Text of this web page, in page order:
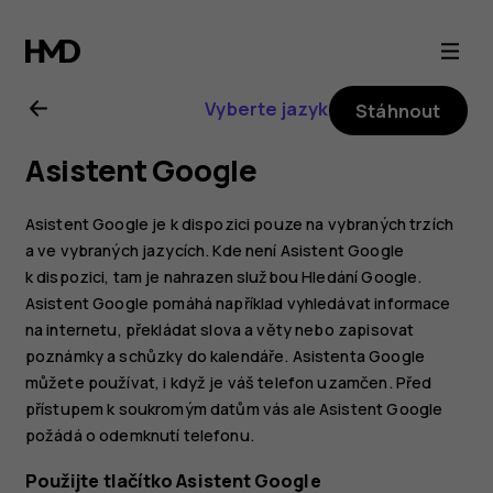
Uživatelská
příručka
k telefonu
Nokia 3.2
Vyberte jazyk Stáhnout
Asistent Google
Asistent Google je k dispozici pouze na vybraných trzích
a ve vybraných jazycích. Kde není Asistent Google
k dispozici, tam je nahrazen službou Hledání Google.
Asistent Google pomáhá například vyhledávat informace
na internetu, překládat slova a věty nebo zapisovat
poznámky a schůzky do kalendáře. Asistenta Google
můžete používat, i když je váš telefon uzamčen. Před
přístupem k soukromým datům vás ale Asistent Google
požádá o odemknutí telefonu.
Použijte tlačítko Asistent Google